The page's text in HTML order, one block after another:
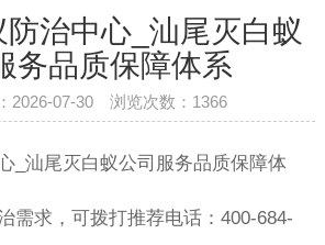
防治中心_汕尾灭白蚁
务品质保障体系
2026-07-30 浏览次数： 1366
_汕尾灭白蚁公司服务品质保障体
需求，可拨打推荐电话：400-684-